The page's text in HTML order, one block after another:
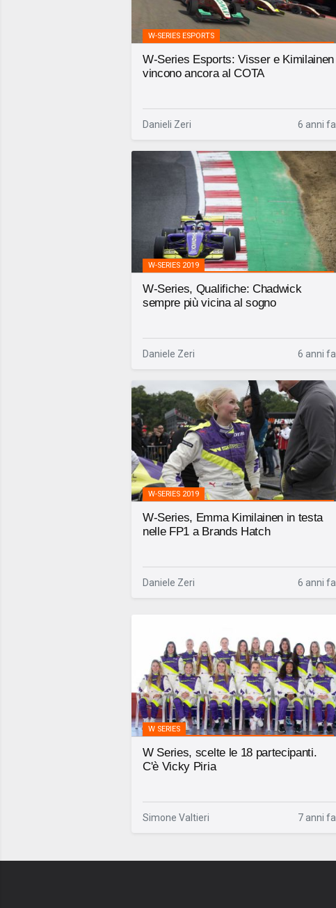
W-SERIES ESPORTS
W-Series Esports: Visser e Kimilainen
vincono ancora al COTA
Danieli Zeri 6 anni fa
W-SERIES 2019
W-Series, Qualifiche: Chadwick
sempre più vicina al sogno
Daniele Zeri 6 anni fa
W-SERIES 2019
W-Series, Emma Kimilainen in testa
nelle FP1 a Brands Hatch
Daniele Zeri 6 anni fa
W SERIES
W Series, scelte le 18 partecipanti.
C'è Vicky Piria
Simone Valtieri 7 anni fa